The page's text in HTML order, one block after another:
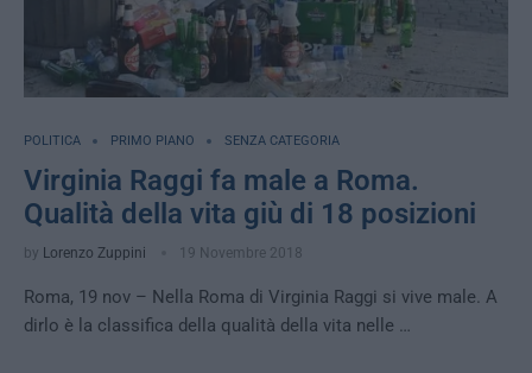
POLITICA PRIMO PIANO SENZA CATEGORIA
Virginia Raggi fa male a Roma.
Qualità della vita giù di 18 posizioni
by Lorenzo Zuppini 19 Novembre 2018
Roma, 19 nov – Nella Roma di Virginia Raggi si vive male. A
dirlo è la classifica della qualità della vita nelle …